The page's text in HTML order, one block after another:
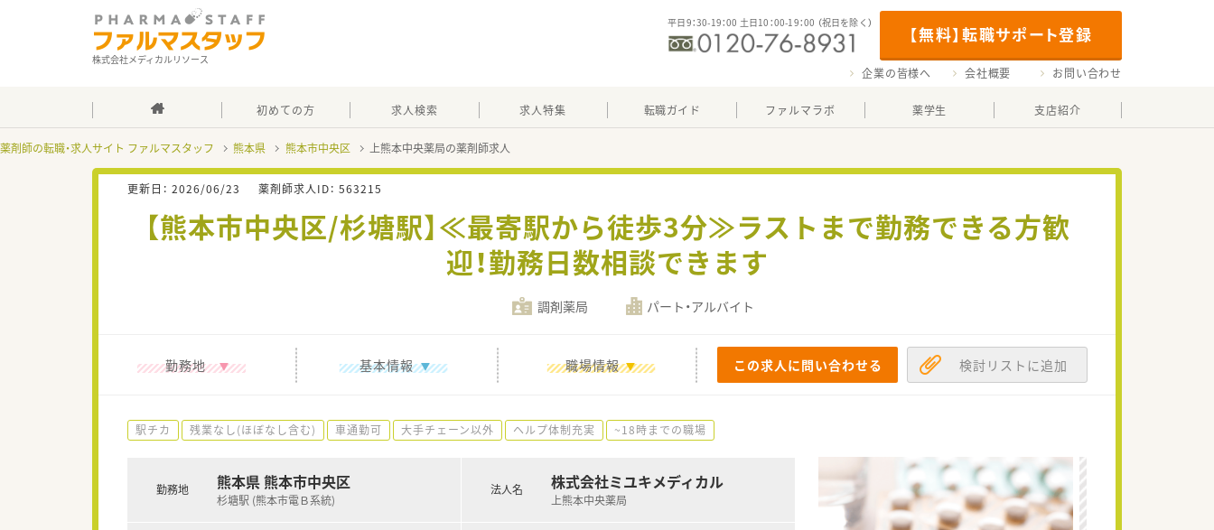
株式会社メディカルリソース
【無料】転職サポート登録
平日9：30-19：00 土日10：00-19：00 （祝日を除く）
企業の皆様へ 会社概要 お問い合わせ
初めての方 求人検索 求人特集 転職ガイド ファルマラボ 薬学生 支店紹介
薬剤師の転職・求人サイト ファルマスタッフ 熊本県 熊本市中央区 上熊本中央薬局の薬剤師求人
更新日： 2026/06/23 薬剤師求人ID： 563215
【熊本市中央区/杉塘駅】≪最寄駅から徒歩3分≫ラストまで勤務できる方歓
迎！勤務日数相談できます
調剤薬局 パート・アルバイト
勤務地 基本情報 職場情報 この求人に問い合わせる 検討リストに追加
駅チカ 残業なし(ほぼなし含む) 車通勤可 大手チェーン以外 ヘルプ体制充実 ~18時までの職場
勤務地 熊本県 熊本市中央区
杉塘駅 (熊本市電Ｂ系統)
法人名 株式会社ミユキメディカル
上熊本中央薬局